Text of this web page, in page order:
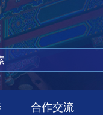
合作交流